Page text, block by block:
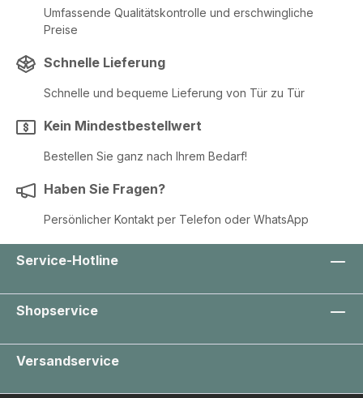
Umfassende Qualitätskontrolle und erschwingliche
Preise
Schnelle Lieferung
Schnelle und bequeme Lieferung von Tür zu Tür
Kein Mindestbestellwert
Bestellen Sie ganz nach Ihrem Bedarf!
Haben Sie Fragen?
Persönlicher Kontakt per Telefon oder WhatsApp
Service-Hotline
Shopservice
Versandservice